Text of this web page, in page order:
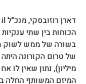
בשורה של ממש לשוק
מיליון), נתון שאין